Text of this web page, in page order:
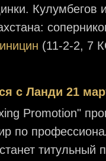
Кулумбегов
(11-2-2, 7
с Ланди 21
Promotion"
по
титульный